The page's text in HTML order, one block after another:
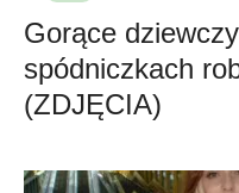
Gorące
spódniczkach
(ZDJĘCIA)